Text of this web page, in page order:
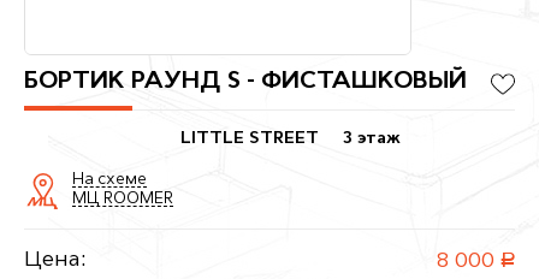
БОРТИК РАУНД S - ФИСТАШКОВЫЙ
LITTLE STREET 3 этаж
На схеме
МЦ ROOMER
Цена: 8 000 руб.